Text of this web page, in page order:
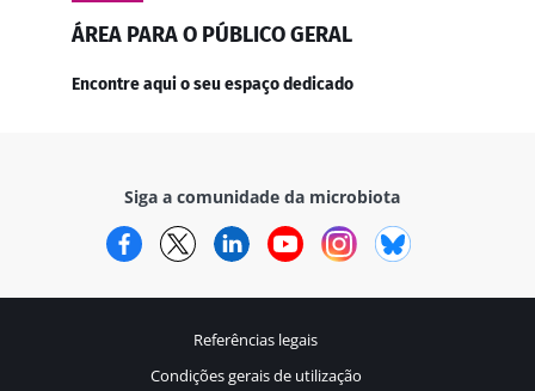
ÁREA PARA O PÚBLICO GERAL
Encontre aqui o seu espaço dedicado
Siga a comunidade da microbiota
FacebookTwitterLinkedInYouTubeInstagram
Referências legais
Condições gerais de utilização